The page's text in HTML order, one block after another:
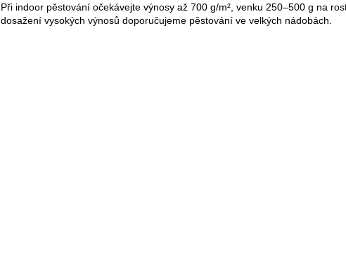
Při indoor pěstování očekávejte výnosy až 700 g/m², venku 250–500 g na
dosažení vysokých výnosů doporučujeme pěstování ve velkých nádobách.